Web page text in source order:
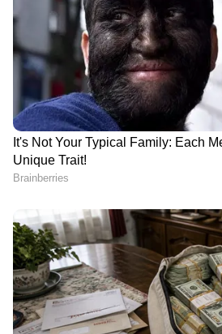
രണ്ട്
സസ്യഭക്ഷണങ്ങളിൽ
പോഷകങ്ങളായ
ബ്ലാക്ക് ടീകളിൽ
ചായകളിൽ കാണപ്പെടുന്ന
RECOMMENDED STORIES